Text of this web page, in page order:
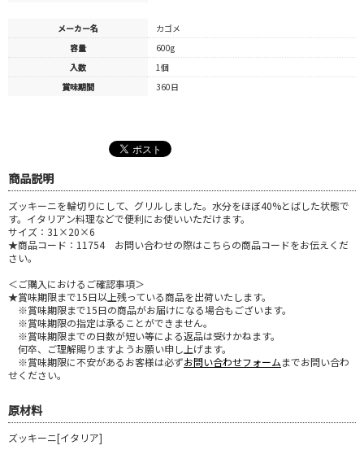
メーカー名
カゴメ
容量
600g
入数
1個
賞味期間
360日
商品説明
ズッキーニを輪切りにして、グリルしました。水分をほぼ40%とばした状態で
す。イタリアン料理などで便利にお使いいただけます。
サイズ：31×20×6
★商品コード：11754 お問い合わせの際はこちらの商品コードをお伝えくだ
さい。
＜ご購入におけるご確認事項＞
★賞味期限まで15日以上残っている商品を出荷いたします。
※賞味期限まで15日の商品がお届けになる場合もございます。
※賞味期限の指定は承ることができません。
※賞味期限までの日数が短い等による返品は受けかねます。
何卒、ご理解賜りますようお願い申し上げます。
※賞味期限に不安があるお客様は必ずお問い合わせフォームまでお問い合わ
せください。
原材料
ズッキーニ[イタリア]